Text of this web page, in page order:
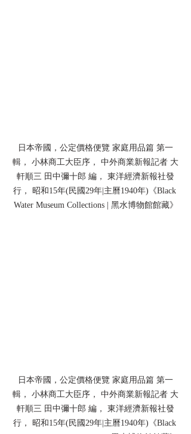
日本帝國，公定價格便覽 家庭用品篇 第一
輯， 小林商工大臣序， 中外商業新報記者 大
軒順三 田中彌十郎 編， 東洋經濟新報社發
行， 昭和15年(民國29年|主曆1940年)《Black
Water Museum Collections | 黑水博物館館藏》
日本帝國，公定價格便覽 家庭用品篇 第一
輯， 小林商工大臣序， 中外商業新報記者 大
軒順三 田中彌十郎 編， 東洋經濟新報社發
行， 昭和15年(民國29年|主曆1940年)《Black